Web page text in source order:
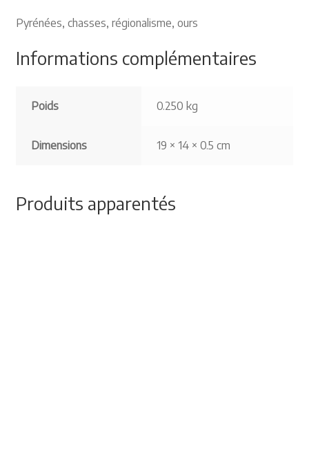
Pyrénées, chasses, régionalisme, ours
Informations complémentaires
Poids 0.250 kg
Dimensions 19 × 14 × 0.5 cm
Produits apparentés